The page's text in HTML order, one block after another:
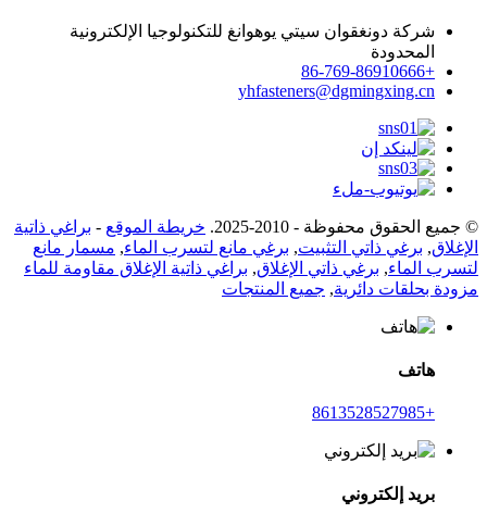
شركة دونغقوان سيتي يوهوانغ للتكنولوجيا الإلكترونية
المحدودة
+86-769-86910666
yhfasteners@dgmingxing.cn
© جميع الحقوق محفوظة - 2010-2025. خريطة الموقع - براغي ذاتية
الإغلاق, برغي ذاتي التثبيت, برغي مانع لتسرب الماء, مسمار مانع
لتسرب الماء, برغي ذاتي الإغلاق, براغي ذاتية الإغلاق مقاومة للماء
مزودة بحلقات دائرية, جميع المنتجات
هاتف
+8613528527985
بريد إلكتروني